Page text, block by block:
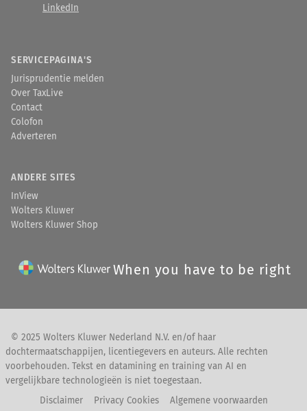
LinkedIn
SERVICEPAGINA'S
Jurisprudentie melden
Over TaxLive
Contact
Colofon
Adverteren
ANDERE SITES
InView
Wolters Kluwer
Wolters Kluwer Shop
When you have to be right
© 2025 Wolters Kluwer Nederland N.V. en/of haar
dochtermaatschappijen, licentiegevers en auteurs. Alle rechten
voorbehouden. Tekst en datamining en training van AI en
vergelijkbare technologieën is niet toegestaan.
Disclaimer
Privacy Cookies Algemene voorwaarden